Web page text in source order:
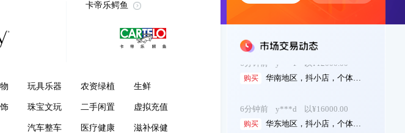
卡帝乐鳄鱼
玩具乐器 农资绿植 生鲜
珠宝文玩 二手闲置 虚拟充值
汽车整车 医疗健康 滋补保健
4分钟前 y***b 以¥19000.00
6分钟前 y***1 以¥12000.00
购买 华南地区，抖小店，个体店，玩具乐器 诚心...
购买 华东地区，抖小店，个体店铺，钟表配饰类目...